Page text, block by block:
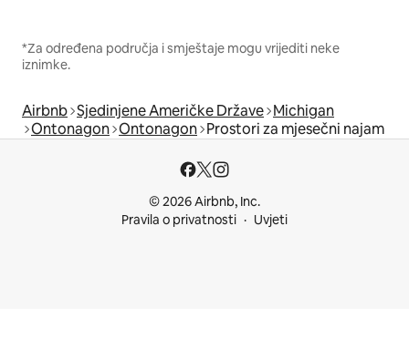
*Za određena područja i smještaje mogu vrijediti neke
iznimke.
Airbnb Sjedinjene Američke Države Michigan
Ontonagon Ontonagon Prostori za mjesečni najam
© 2026 Airbnb, Inc.
Pravila o privatnosti
Uvjeti